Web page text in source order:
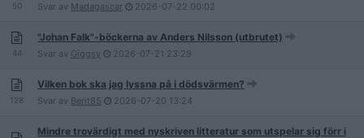
50 Svar av Madagascar 2026-07-22 00:02
44
"Johan Falk"-böckerna av Anders Nilsson (utbrutet)
Svar av Giggsy 2026-07-21 23:29
128
Vilken bok ska jag lyssna på i dödsvärmen?
Svar av Berit85 2026-07-20 13:24
Mindre trovärdigt med nyskriven litteratur som utspelar sig förr i